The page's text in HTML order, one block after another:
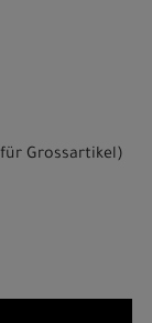
Grossartikel)